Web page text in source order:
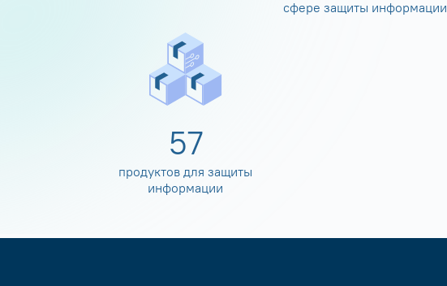
сфере защиты информации
60
продуктов для защиты
информации